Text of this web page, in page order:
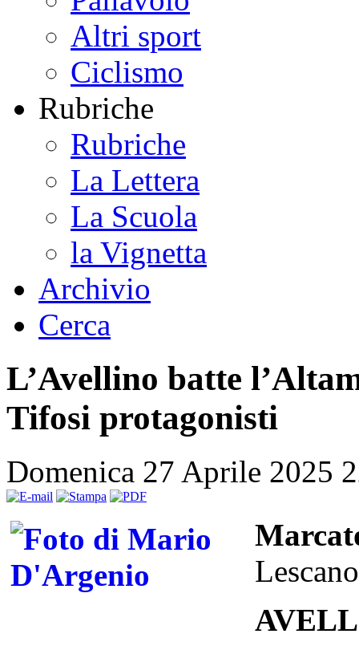
Altri sport
Ciclismo
Rubriche
Rubriche
La Lettera
La Scuola
la Vignetta
Archivio
Cerca
L’Avellino batte
Tifosi protagonisti
Domenica 27 Aprile 2025